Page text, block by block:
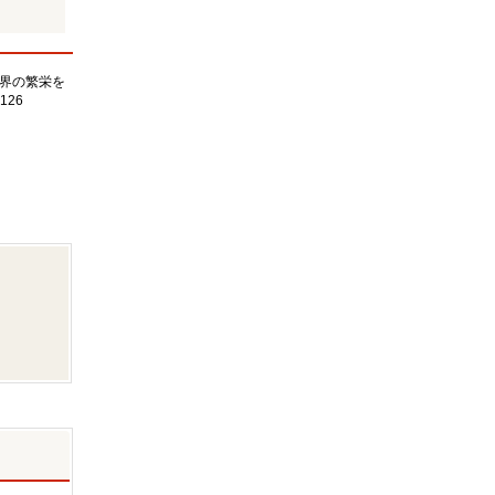
の繁栄を